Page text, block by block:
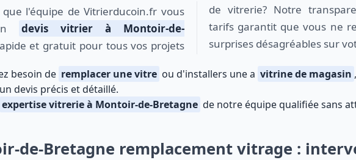
devis vitrier à Montoir-de-
et gratuit pour tous vos projets
de vitrerie? Notre
tarifs garantit que vous ne
surprises désagréables sur
besoin de remplacer une vitre ou d'installers une a vitrine de magasin
devis précis et détaillé.
expertise vitrerie à Montoir-de-Bretagne de notre équipe qualifiée sans
de-Bretagne remplacement vitrage :